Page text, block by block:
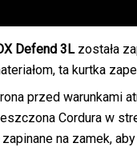
Defend 3Lzostała
ta kurtka
przed warunkami
Cordura w
na zamek,